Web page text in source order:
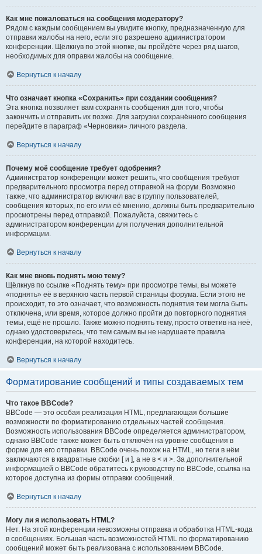
Как мне пожаловаться на сообщения модератору?
Рядом с каждым сообщением вы увидите кнопку, предназначенную для
отправки жалобы на него, если это разрешено администратором
конференции. Щёлкнув по этой кнопке, вы пройдёте через ряд шагов,
необходимых для оправки жалобы на сообщение.
Вернуться к началу
Что означает кнопка «Сохранить» при создании сообщения?
Эта кнопка позволяет вам сохранять сообщения для того, чтобы
закончить и отправить их позже. Для загрузки сохранённого сообщения
перейдите в параграф «Черновики» личного раздела.
Вернуться к началу
Почему моё сообщение требует одобрения?
Администратор конференции может решить, что сообщения требуют
предварительного просмотра перед отправкой на форум. Возможно
также, что администратор включил вас в группу пользователей,
сообщения которых, по его или её мнению, должны быть предварительно
просмотрены перед отправкой. Пожалуйста, свяжитесь с
администратором конференции для получения дополнительной
информации.
Вернуться к началу
Как мне вновь поднять мою тему?
Щёлкнув по ссылке «Поднять тему» при просмотре темы, вы можете
«поднять» её в верхнюю часть первой страницы форума. Если этого не
происходит, то это означает, что возможность поднятия тем могла быть
отключена, или время, которое должно пройти до повторного поднятия
темы, ещё не прошло. Также можно поднять тему, просто ответив на неё,
однако удостоверьтесь, что тем самым вы не нарушаете правила
конференции, на которой находитесь.
Вернуться к началу
Форматирование сообщений и типы создаваемых тем
Что такое BBCode?
BBCode — это особая реализация HTML, предлагающая большие
возможности по форматированию отдельных частей сообщения.
Возможность использования BBCode определяется администратором,
однако BBCode также может быть отключён на уровне сообщения в
форме для его отправки. BBCode очень похож на HTML, но теги в нём
заключаются в квадратные скобки [ и ], а не в < и >. За дополнительной
информацией о BBCode обратитесь к руководству по BBCode, ссылка на
которое доступна из формы отправки сообщений.
Вернуться к началу
Могу ли я использовать HTML?
Нет. На этой конференции невозможны отправка и обработка HTML-кода
в сообщениях. Большая часть возможностей HTML по форматированию
сообщений может быть реализована с использованием BBCode.